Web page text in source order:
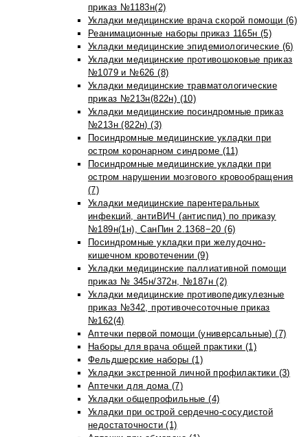
приказ №1183н(2)
Укладки медицинские врача скорой помощи (6)
Реанимационные наборы приказ 1165н (5)
Укладки медицинские эпидемиологические (6)
Укладки медицинские противошоковые приказ
№1079 и №626 (8)
Укладки медицинские травматологические
приказ №213н(822н) (10)
Укладки медицинские посиндромные приказ
№213н (822н) (3)
Посиндромные медицинские укладки при
остром коронарном синдроме (11)
Посиндромные медицинские укладки при
остром нарушении мозгового кровообращения
(7)
Укладки медицинские парентеральных
инфекций, антиВИЧ (антиспид) по приказу
№189н(1н), СанПин 2.1368−20 (6)
Посиндромные укладки при желудочно-
кишечном кровотечении (9)
Укладки медицинские паллиативной помощи
приказ № 345н/372н, №187н (2)
Укладки медицинские противопедикулезные
приказ №342, противочесоточные приказ
№162(4)
Аптечки первой помощи (универсальные) (7)
Наборы для врача общей практики (1)
Фельдшерские наборы (1)
Укладки экстренной личной профилактики (3)
Аптечки для дома (7)
Укладки общепрофильные (4)
Укладки при острой сердечно-сосудистой
недостаточности (1)